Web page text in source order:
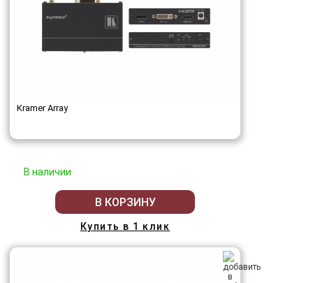
Kramer Array
В наличии
В КОРЗИНУ
Купить в 1 клик